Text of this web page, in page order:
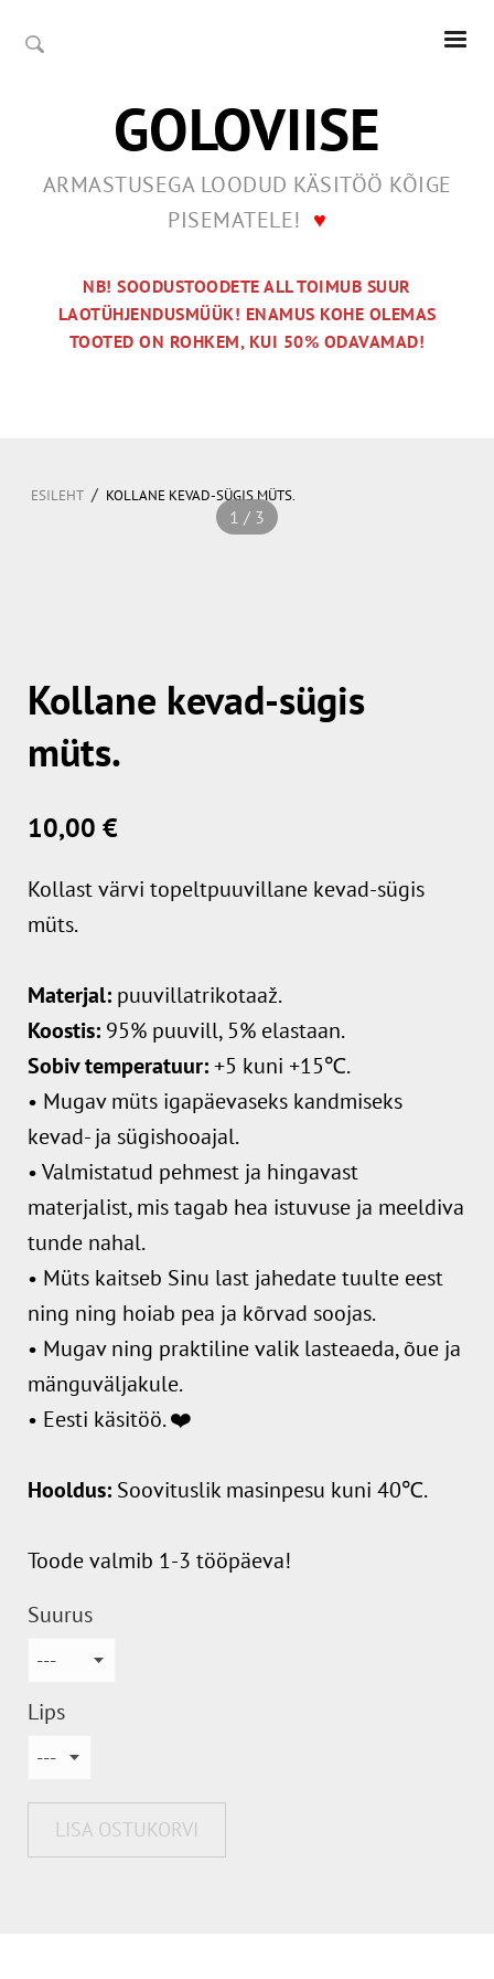
GOLOVIISE
ARMASTUSEGA LOODUD KÄSITÖÖ KÕIGE
PISEMATELE! ♥
NB! SOODUSTOODETE ALL TOIMUB SUUR
LAOTÜHJENDUSMÜÜK! ENAMUS KOHE OLEMAS
TOOTED ON ROHKEM, KUI 50% ODAVAMAD!
ESILEHT / KOLLANE KEVAD-SÜGIS MÜTS.
1 / 3
Kollane kevad-sügis
müts.
10,00 €
Kollast värvi topeltpuuvillane kevad-sügis
müts.
Materjal: puuvillatrikotaaž.
Koostis: 95% puuvill, 5% elastaan.
Sobiv temperatuur:+5 kuni +15℃.
• Mugav müts igapäevaseks kandmiseks
kevad- ja sügishooajal.
• Valmistatud pehmest ja hingavast
materjalist, mis tagab hea istuvuse ja meeldiva
tunde nahal.
• Müts kaitseb Sinu last jahedate tuulte eest
ning ning hoiab pea ja kõrvad soojas.
• Mugav ning praktiline valik lasteaeda, õue ja
mänguväljakule.
• Eesti käsitöö. ❤️
Hooldus: Soovituslik masinpesu kuni 40℃.
Toode valmib 1-3 tööpäeva!
Suurus
Lips
LISA OSTUKORVI